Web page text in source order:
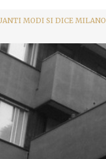
MODI SI DICE MILANO